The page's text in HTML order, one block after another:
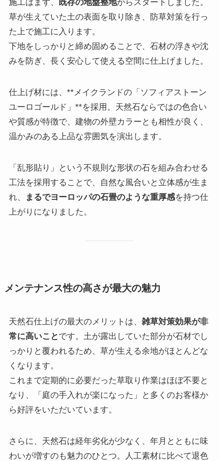
施工はまず、 既存の地盤整地からスタートしました。
草が生えていた土の表面を取り除き、防草対策を行っ
た上で施工に入ります。
下地をしっかりと締め固めることで、石材の浮きや沈
みを防ぎ、長く安心して使える空間に仕上げました。
仕上げ材には、**メイクランドの「ソフィアストーン
ユーロゴールド」**を採用。天然石ならではの色合い
や質感が特徴で、建物の外壁カラーとも相性が良く、
温かみのある上品な雰囲気を演出します。
「乱形貼り」という不規則な形状の石を組み合わせる
工法を採用することで、自然な風合いと立体感が生ま
れ、
まるでヨーロッパの石畳のような重厚感を持つ仕
上がりになりました。
メンテナンス性の高さが最大の魅力
天然石仕上げの最大のメリットは、 雑草対策効果が非
常に高いこと です。土が露出していた部分が石材でし
っかりと覆われるため、草が生える余地がほとんどな
くなります。
これまで定期的に必要だった草取り作業はほぼ不要と
なり、「庭の手入れが楽になった」と多くのお客様か
ら好評をいただいています。
さらに、天然石は経年劣化が少なく、年月とともに味
わいが増すのも魅力のひとつ。人工素材に比べて退色